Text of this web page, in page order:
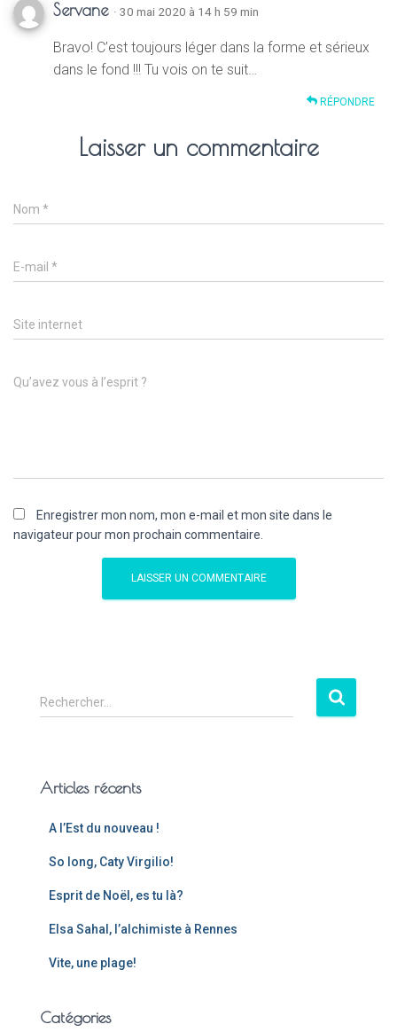
Servane · 30 mai 2020 à 14 h 59 min
Bravo! C’est toujours léger dans la forme et sérieux
dans le fond !!! Tu vois on te suit…
RÉPONDRE
Laisser un commentaire
Nom *
E-mail *
Site internet
Qu’avez vous à l’esprit ?
Enregistrer mon nom, mon e-mail et mon site dans le
navigateur pour mon prochain commentaire.
Rechercher…
Articles récents
A l’Est du nouveau !
So long, Caty Virgilio!
Esprit de Noël, es tu là?
Elsa Sahal, l’alchimiste à Rennes
Vite, une plage!
Catégories